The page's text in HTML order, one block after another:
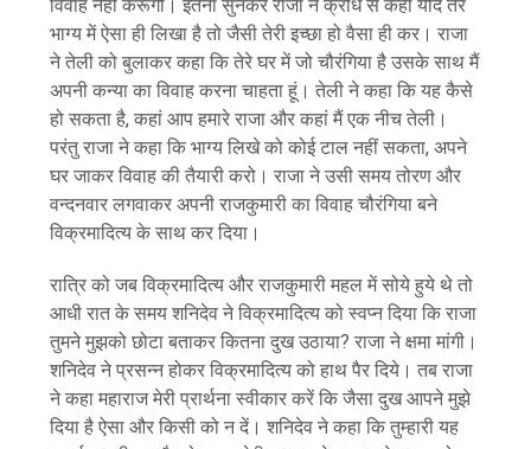
विवाह नहीं करूंगी। इतना सुनकर राजा ने क्रोध से कहा यदि तेरे
भाग्य में ऐसा ही लिखा है तो जैसी तेरी इच्छा हो वैसा ही कर। राजा
ने तेली को बुलाकर कहा कि तेरे घर में जो चौरंगिया है उसके साथ मैं
अपनी कन्या का विवाह करना चाहता हूं। तेली ने कहा कि यह कैसे
हो सकता है, कहां आप हमारे राजा और कहां मैं एक नीच तेली।
परंतु राजा ने कहा कि भाग्य लिखे को कोई टाल नहीं सकता, अपने
घर जाकर विवाह की तैयारी करो। राजा ने उसी समय तोरण और
वन्दनवार लगवाकर अपनी राजकुमारी का विवाह चौरंगिया बने
विक्रमादित्य के साथ कर दिया।
रात्रि को जब विक्रमादित्य और राजकुमारी महल में सोये हुये थे तो
आधी रात के समय शनिदेव ने विक्रमादित्य को स्वप्न दिया कि राजा
तुमने मुझको छोटा बताकर कितना दुख उठाया? राजा ने क्षमा मांगी।
शनिदेव ने प्रसन्न होकर विक्रमादित्य को हाथ पैर दिये। तब राजा
ने कहा महाराज मेरी प्रार्थना स्वीकार करें कि जैसा दुख आपने मुझे
दिया है ऐसा और किसी को न दें। शनिदेव ने कहा कि तुम्हारी यह